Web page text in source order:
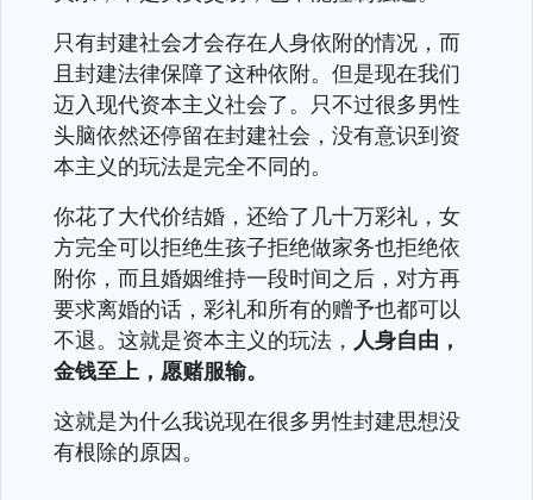
只有封建社会才会存在人身依附的情况，而
且封建法律保障了这种依附。但是现在我们
迈入现代资本主义社会了。只不过很多男性
头脑依然还停留在封建社会，没有意识到资
本主义的玩法是完全不同的。
你花了大代价结婚，还给了几十万彩礼，女
方完全可以拒绝生孩子拒绝做家务也拒绝依
附你，而且婚姻维持一段时间之后，对方再
要求离婚的话，彩礼和所有的赠予也都可以
不退。这就是资本主义的玩法， 人身自由，
金钱至上，愿赌服输。
这就是为什么我说现在很多男性封建思想没
有根除的原因。